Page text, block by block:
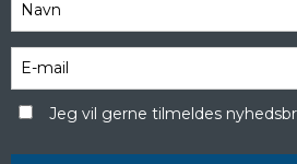
Jeg vil gerne tilmeldes